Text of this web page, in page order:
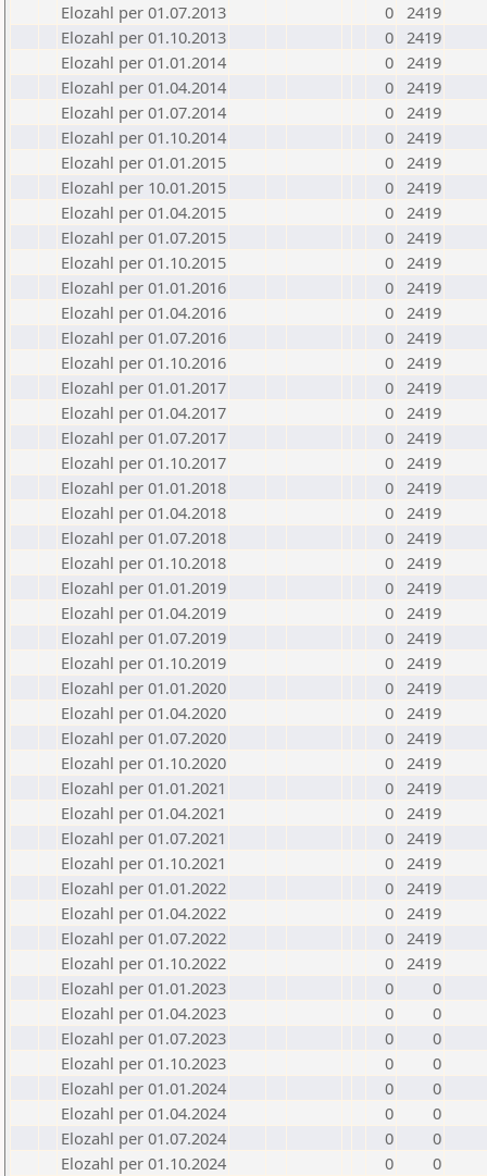
Elozahl per 01.07.2013
0 2419
Elozahl per 01.10.2013
0 2419
Elozahl per 01.01.2014
0 2419
Elozahl per 01.04.2014
0 2419
Elozahl per 01.07.2014
0 2419
Elozahl per 01.10.2014
0 2419
Elozahl per 01.01.2015
0 2419
Elozahl per 10.01.2015
0 2419
Elozahl per 01.04.2015
0 2419
Elozahl per 01.07.2015
0 2419
Elozahl per 01.10.2015
0 2419
Elozahl per 01.01.2016
0 2419
Elozahl per 01.04.2016
0 2419
Elozahl per 01.07.2016
0 2419
Elozahl per 01.10.2016
0 2419
Elozahl per 01.01.2017
0 2419
Elozahl per 01.04.2017
0 2419
Elozahl per 01.07.2017
0 2419
Elozahl per 01.10.2017
0 2419
Elozahl per 01.01.2018
0 2419
Elozahl per 01.04.2018
0 2419
Elozahl per 01.07.2018
0 2419
Elozahl per 01.10.2018
0 2419
Elozahl per 01.01.2019
0 2419
Elozahl per 01.04.2019
0 2419
Elozahl per 01.07.2019
0 2419
Elozahl per 01.10.2019
0 2419
Elozahl per 01.01.2020
0 2419
Elozahl per 01.04.2020
0 2419
Elozahl per 01.07.2020
0 2419
Elozahl per 01.10.2020
0 2419
Elozahl per 01.01.2021
0 2419
Elozahl per 01.04.2021
0 2419
Elozahl per 01.07.2021
0 2419
Elozahl per 01.10.2021
0 2419
Elozahl per 01.01.2022
0 2419
Elozahl per 01.04.2022
0 2419
Elozahl per 01.07.2022
0 2419
Elozahl per 01.10.2022
0 2419
Elozahl per 01.01.2023
0
0
Elozahl per 01.04.2023
0
0
Elozahl per 01.07.2023
0
0
Elozahl per 01.10.2023
0
0
Elozahl per 01.01.2024
0
0
Elozahl per 01.04.2024
0
0
Elozahl per 01.07.2024
0
0
Elozahl per 01.10.2024
0
0